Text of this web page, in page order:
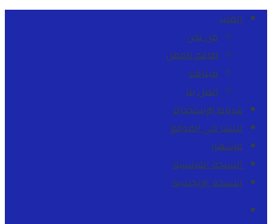
المنبر
من نحن
طاقم العمل
ميثاقنا
اتصل بنا
شروط الإستخدام
للنشر في الموقع
للإشهار
النسخة الفرنسية
النسخة الإنجليزية